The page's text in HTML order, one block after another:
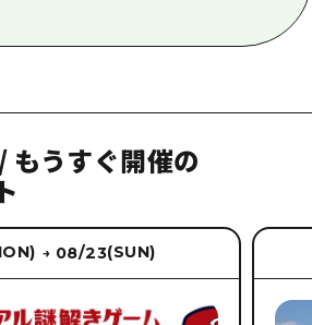
/ もうすぐ開催の
→ 08/23(SUN)